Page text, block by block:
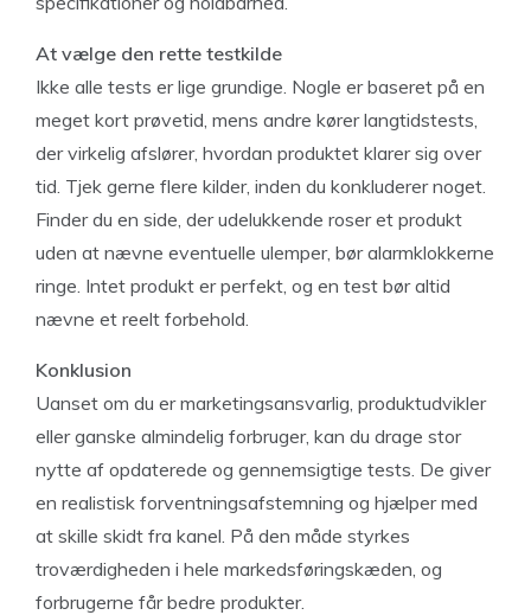
At vælge den rette testkilde
Ikke alle tests er lige grundige. Nogle er baseret på en
meget kort prøvetid, mens andre kører langtidstests,
der virkelig afslører, hvordan produktet klarer sig over
tid. Tjek gerne flere kilder, inden du konkluderer noget.
Finder du en side, der udelukkende roser et produkt
uden at nævne eventuelle ulemper, bør alarmklokkerne
ringe. Intet produkt er perfekt, og en test bør altid
nævne et reelt forbehold.
Konklusion
Uanset om du er marketingsansvarlig, produktudvikler
eller ganske almindelig forbruger, kan du drage stor
nytte af opdaterede og gennemsigtige tests. De giver
en realistisk forventningsafstemning og hjælper med
at skille skidt fra kanel. På den måde styrkes
troværdigheden i hele markedsføringskæden, og
forbrugerne får bedre produkter.